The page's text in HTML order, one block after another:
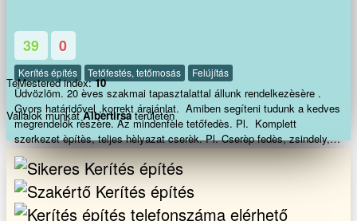
39 0
Kerítés építés Tetőfestés, tetőmosás Felújítás
Üdvözlöm. 20 èves szakmai tapasztalattal állunk rendelkezèsère .
Gyors határidővel ,korrekt árajánlat. Amiben segíteni tudunk a kedves
megrendelők rèszère. Az mindenfèle tetőfedès. Pl. Komplett
szerkezet èpítès, teljes hèlyazat cserèk. Pl. Cserèp fedès, zsindely,
cserepes lemez, trapèz lemez,lapostető szigetelès,padlás szigetelès.
Kúp cserèp kenès.Bádogos munkák. Teraszok èpítèse ,rèszleges
tetőjavítas ,vihar utáni károk elhárítása. Legyen az kicsi vagy nagy
meló, mi segítünk. Amiben mèg állunk rendelkezèsère. Az
mindenfèle kőműves munkák. Pl.: Falazás,betonozás, vakolás,
TeMestered index:10
Vállalok munkátAlbertirsaterületén